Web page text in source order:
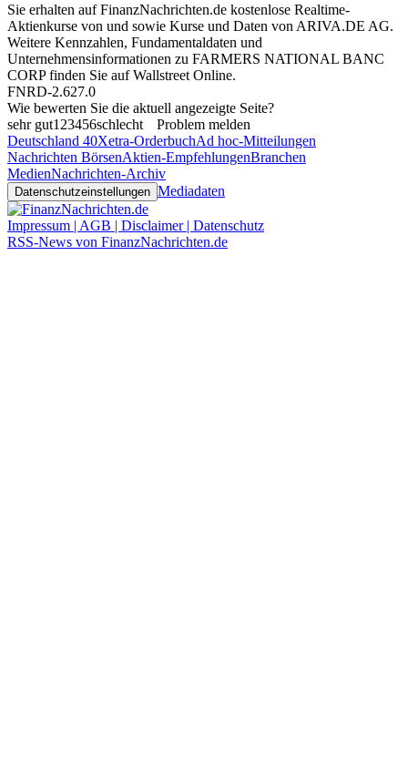
Sie erhalten auf FinanzNachrichten.de kostenlose Realtime-
Aktienkurse von und sowie Kurse und Daten von ARIVA.DE AG.
Weitere Kennzahlen, Fundamentaldaten und
Unternehmensinformationen zu FARMERS NATIONAL BANC
CORP finden Sie aufWallstreet Online.
FNRD-2.627.0
Wie bewerten Sie die aktuell angezeigte Seite?
sehr gut1 23456schlecht
Problem melden
Deutschland 40Xetra-OrderbuchAd hoc-Mitteilungen
Nachrichten BörsenAktien-EmpfehlungenBranchen
MedienNachrichten-Archiv
Datenschutzeinstellungen Mediadaten
Impressum | AGB | Disclaimer | Datenschutz
RSS-News von FinanzNachrichten.de